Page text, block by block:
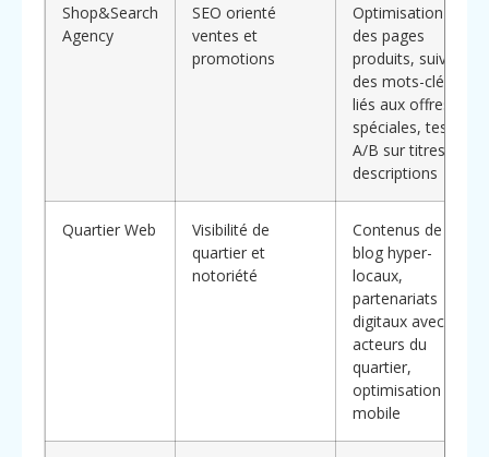
Shop&Search
Agency
SEO orienté
ventes et
promotions
Optimisation
des pages
produits, suivi
des mots-clés
liés aux offres
spéciales, tests
A/B sur titres et
descriptions
Quartier Web
Visibilité de
quartier et
notoriété
Contenus de
blog hyper-
locaux,
partenariats
digitaux avec
acteurs du
quartier,
optimisation
mobile